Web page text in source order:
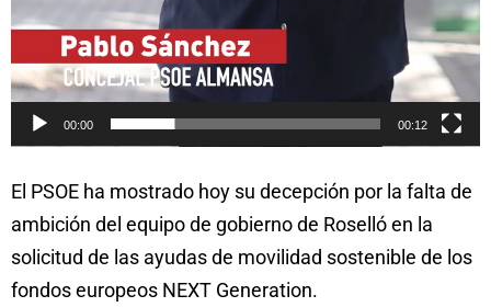
00:00 00:12
El PSOE ha mostrado hoy su decepción por la falta de
ambición del equipo de gobierno de Roselló en la
solicitud de las ayudas de movilidad sostenible de los
fondos europeos NEXT Generation.